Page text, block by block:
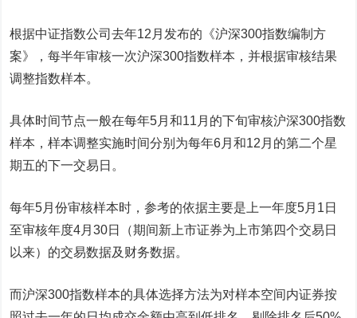
根据中证指数公司去年12月发布的《沪深300指数编制方
案》，每半年审核一次沪深300指数样本，并根据审核结果
调整指数样本。
具体时间节点一般在每年5月和11月的下旬审核沪深300指数
样本，样本调整实施时间分别为每年6月和12月的第二个星
期五的下一交易日。
每年5月份审核样本时，参考的依据主要是上一年度5月1日
至审核年度4月30日（期间新上市证券为上市第四个交易日
以来）的交易数据及财务数据。
而沪深300指数样本的具体选择方法为对样本空间内证券按